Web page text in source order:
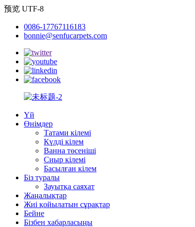
预览 UTF-8
0086-17767116183
bonnie@senfucarpets.com
Үй
Өнімдер
Татами кілемі
Күлді кілем
Ванна төсеніші
Сиыр кілемі
Басылған кілем
Біз туралы
Зауытқа саяхат
Жаңалықтар
Жиі қойылатын сұрақтар
Бейне
Бізбен хабарласыңы